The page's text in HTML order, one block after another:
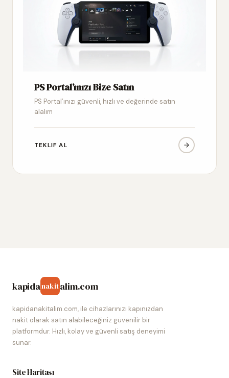
PS Portal’ınızı Bize Satın
PS Portal’ınızı güvenli, hızlı ve değerinde satın
alalım
TEKLIF AL
kapidanakitalim.com
kapidanakitalim.com, ile cihazlarınızı kapınızdan
nakit olarak satın alabileceğiniz güvenilir bir
platformdur. Hızlı, kolay ve güvenli satış deneyimi
sunar.
Site Haritası